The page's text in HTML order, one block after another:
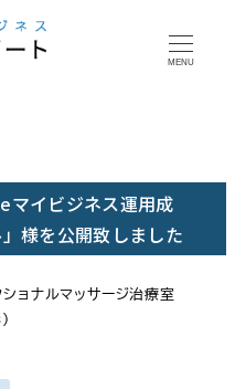
MENU
マイビジネス運用成
様を公開致しました
ョナルマッサージ治療室